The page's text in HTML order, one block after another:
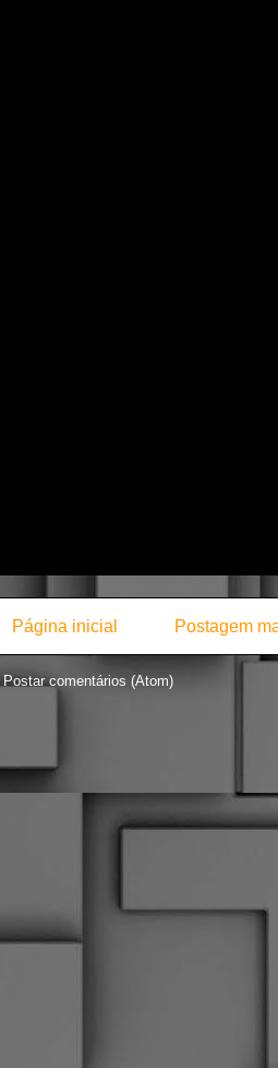
Postagem
Página inicial
Postar comentários (Atom)